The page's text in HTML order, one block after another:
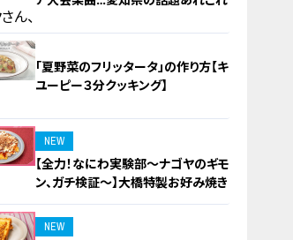
「夏野菜のフリッタータ」の作り方【キ
ユーピー３分クッキング】
NEW
【全力！なにわ実験部～ナゴヤのギモ
ン、ガチ検証～】大橋特製お好み焼き
NEW